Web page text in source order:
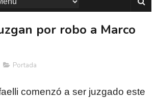
por robo a Marco
Portada
comenzó a ser juzgado este